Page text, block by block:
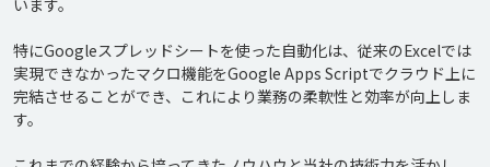
います。
特にGoogleスプレッドシートを使った自動化は、従来のExcelでは
実現できなかったマクロ機能をGoogle Apps Scriptでクラウド上に
完結させることができ、これにより業務の柔軟性と効率が向上しま
す。